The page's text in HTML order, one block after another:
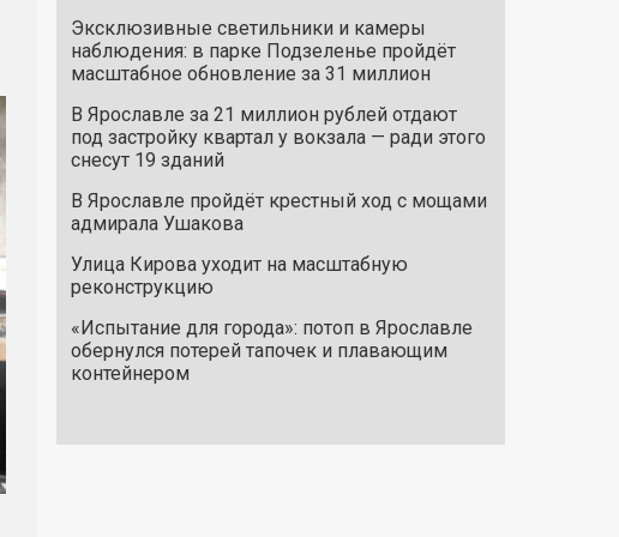
Эксклюзивные светильники и камеры
наблюдения: в парке Подзеленье пройдёт
масштабное обновление за 31 миллион
В Ярославле за 21 миллион рублей отдают
под застройку квартал у вокзала — ради этого
снесут 19 зданий
В Ярославле пройдёт крестный ход с мощами
адмирала Ушакова
Улица Кирова уходит на масштабную
реконструкцию
«Испытание для города»: потоп в Ярославле
обернулся потерей тапочек и плавающим
контейнером